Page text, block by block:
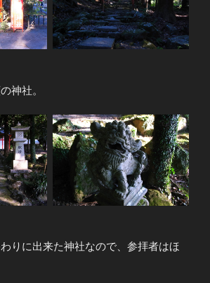
神社。
りに出来た神社なので、参拝者はほ